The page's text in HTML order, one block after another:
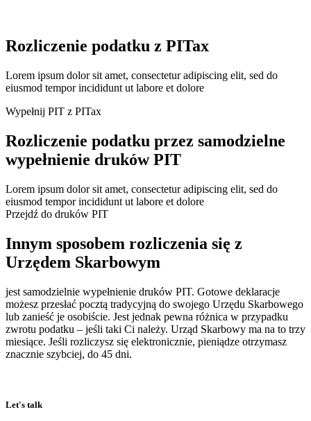
Rozliczenie podatku z PITax
Lorem ipsum dolor sit amet, consectetur adipiscing elit, sed do
eiusmod tempor incididunt ut labore et dolore
Wypełnij PIT z PITax
Rozliczenie podatku przez samodzielne
wypełnienie druków PIT
Lorem ipsum dolor sit amet, consectetur adipiscing elit, sed do
eiusmod tempor incididunt ut labore et dolore
Przejdź do druków PIT
Innym sposobem rozliczenia się z
Urzędem Skarbowym
jest samodzielnie wypełnienie druków PIT. Gotowe deklaracje
możesz przesłać pocztą tradycyjną do swojego Urzędu Skarbowego
lub zanieść je osobiście. Jest jednak pewna różnica w przypadku
zwrotu podatku – jeśli taki Ci należy. Urząd Skarbowy ma na to trzy
miesiące. Jeśli rozliczysz się elektronicznie, pieniądze otrzymasz
znacznie szybciej, do 45 dni.
Let's talk